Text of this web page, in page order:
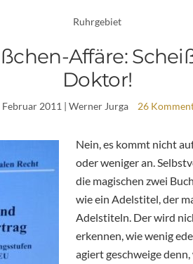
Ruhrgebiet
Affäre:
Doktor!
Februar 2011 | Werner Jurga 26
Nein, es kommt nicht
oder weniger an.
die magischen zwei
wie ein Adelstitel, der
Adelstiteln. Der wird
erkennen, wie wenig
agiert geschweige